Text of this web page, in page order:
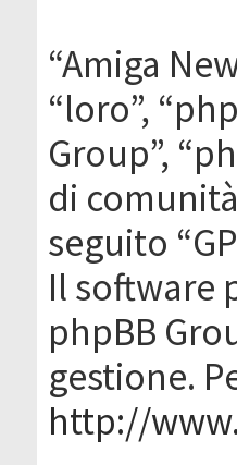
“Amiga
“loro”,
Group”,
di
seguito
Il software
phpBB
gestione.
http://